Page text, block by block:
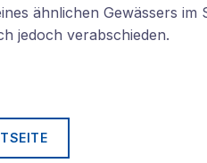
ähnlichen Gewässers im
jedoch verabschieden.